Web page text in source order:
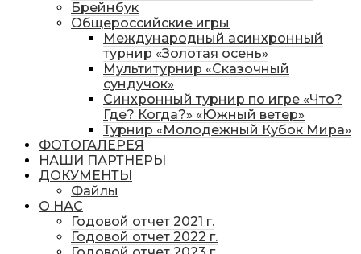
Брейнбук
Общероссийские игры
Международный асинхронный
турнир «Золотая осень»
Мультитурнир «Сказочный
сундучок»
Синхронный турнир по игре «Что?
Где? Когда?» «Южный ветер»
Турнир «Молодежный Кубок Мира»
ФОТОГАЛЕРЕЯ
НАШИ ПАРТНЕРЫ
ДОКУМЕНТЫ
Файлы
О НАС
Годовой отчет 2021 г.
Годовой отчет 2022 г.